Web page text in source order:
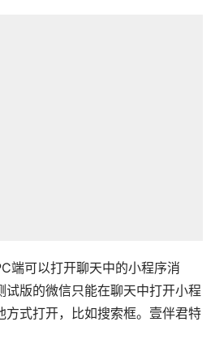
端可以打开聊天中的小程序消
试版的微信只能在聊天中打开小程
方式打开，比如搜索框。壹伴君特